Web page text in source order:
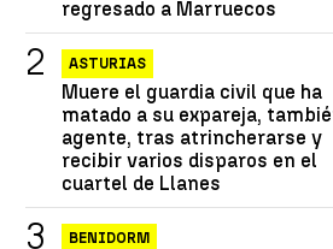
regresado a Marruecos
ASTURIAS
Muere el guardia civil que ha
matado a su expareja,
agente, tras atrincherarse y
recibir varios disparos en el
cuartel de Llanes
BENIDORM